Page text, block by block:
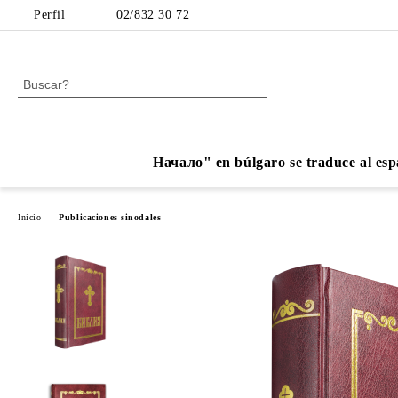
Perfil 02/832 30 72
Начало" en búlgaro se traduce al
Inicio Publicaciones sinodales